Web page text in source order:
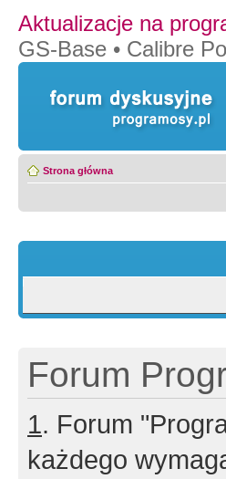
Aktualizacje na
GS-Base • Calibre
Strona główna
Forum
1. Forum
każdego